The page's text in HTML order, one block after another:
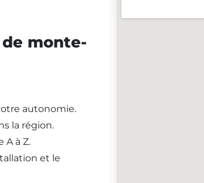
monte-
autonomie.
la région.
à Z.
et le